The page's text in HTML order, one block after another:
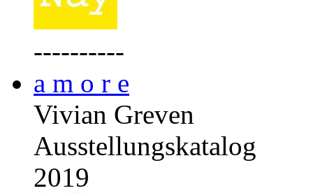
----------
a m o r e
Vivian Greven
Ausstellungskatalog
2019